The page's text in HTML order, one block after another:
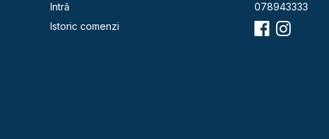
Intră
Istoric comenzi
078943333